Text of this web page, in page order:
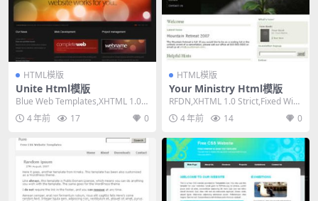
HTML模版
Unite Html模版
Blue Web Templates,XHTML 1.0 T
ransitiona...
4 年前 17 0
HTML模版
Your Ministry Html模版
RFDN,XHTML 1.0 Strict,Fixed Widt
h, 2 Col...
4 年前 14 0